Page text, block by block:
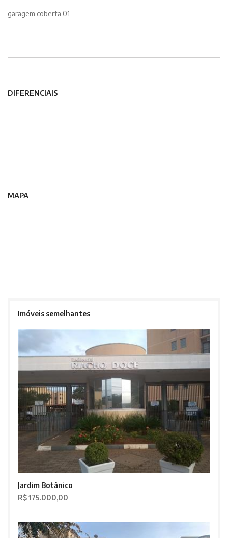
garagem coberta 01
DIFERENCIAIS
MAPA
Imóveis semelhantes
Jardim Botânico
R$ 175.000,00